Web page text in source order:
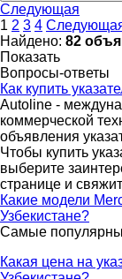
Следующая
1 2 3 4
Найдено: 82
Показать
Вопросы-ответы
Как купить
Autoline -
коммерческой
объявления
Чтобы купить
выберите
странице и
Какие модели
Узбекистане?
Самые
Какая цена на